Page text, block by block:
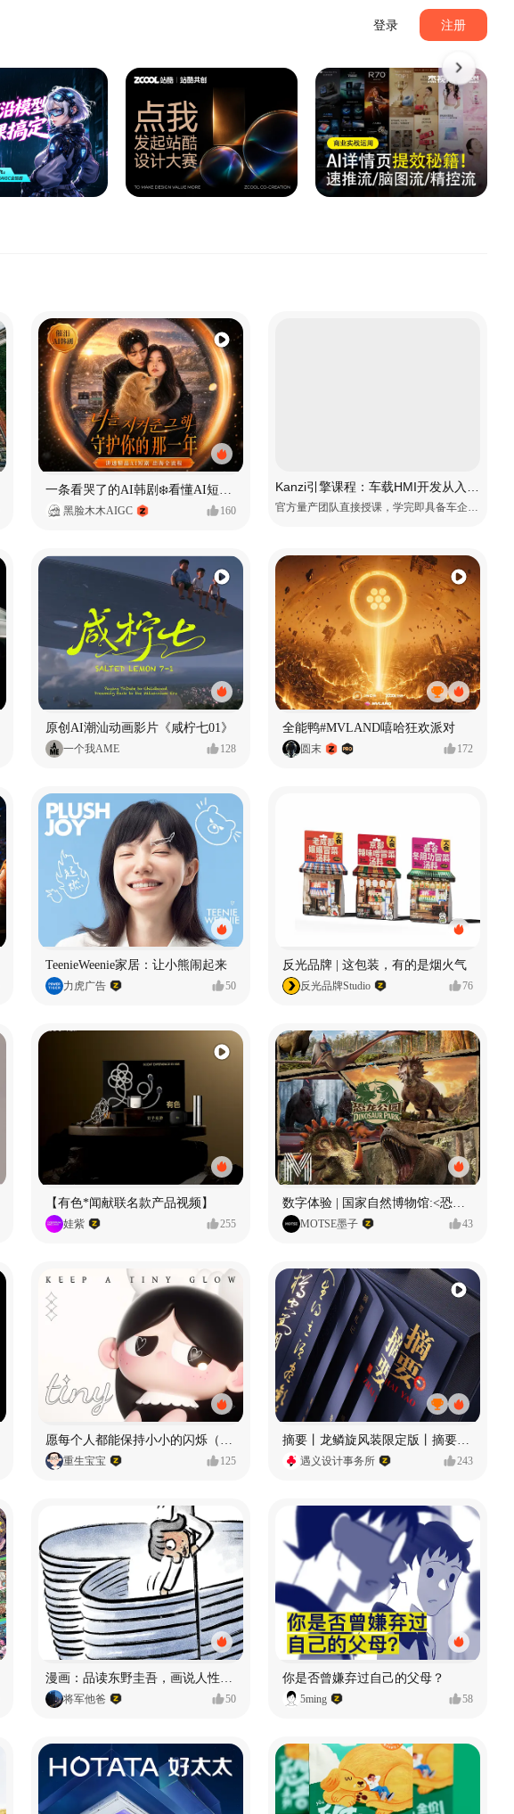
登录 注册
一条看哭了的AI韩剧❄️看懂AI短剧出海全流程
黑脸木木AIGC 160 官方量产团队直接授课，学完即具备车企项目上岗能力
原创AI潮汕动画影片《咸柠七01》
一个我AME 128
全能鸭#MVLAND嘻哈狂欢派对
圆末 172
TeenieWeenie家居：让小熊闹起来
力虎广告 50
反光品牌 | 这包装，有的是烟火气
反光品牌Studio 76
【有色*闻献联名款产品视频】
娃紫 255 MOTSE墨子 43
愿每个人都能保持小小的闪烁（IP可授权）
重生宝宝 125
摘要丨龙鳞旋风装限定版丨摘要的比赛里 看谁卷s谁！
遇义设计事务所 243
将军他爸 50
你是否曾嫌弃过自己的父母？
5ming 58